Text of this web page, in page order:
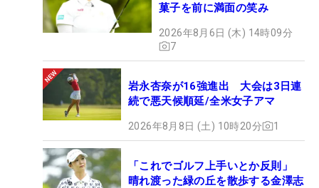
菓子を前に満面の笑み
2026年8月6日 (木) 14時09分
7
岩永杏奈が16強進出 大会は3日連
続で悪天候順延/全米女子アマ
2026年8月8日 (土) 10時20分 1
「これでゴルフ上手いとか反則」
晴れ渡った緑の丘を散歩する金澤志